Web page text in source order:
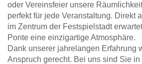
oder Vereinsfeier unsere
perfekt für jede Veranstaltung. Direkt
im Zentrum der Festspielstadt
Ponte eine einzigartige Atmosphäre.
Dank unserer jahrelangen Erfahrung
Anspruch gerecht. Bei uns sind Sie